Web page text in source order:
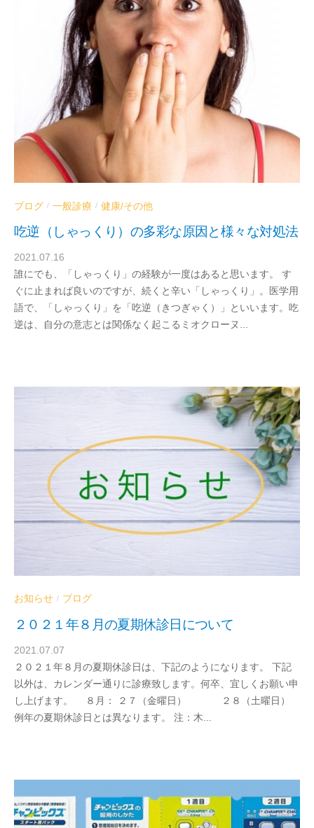
ブログ / 一般診療 / 健康/その他
吃逆（しゃっくり）の多彩な原因と様々な対処法
2021.07.16
y
d
r
a
誰にでも、「しゃっくり」の経験が一度はあると思います。 す
ぐに止まれば良いのですが、続くと辛い「しゃっくり」。医学用
語で、「しゃっくり」を「吃逆（きつぎゃく）」といいます。吃
逆は、自分の意志とは関係なく起こるミオクローヌ...
お知らせ / ブログ
２０２１年８月の夏期休診日について
2021.07.07
y
d
r
a
２０２１年８月の夏期休診日は、下記のようになります。 下記
以外は、カレンダー通りに診療致します。何卒、宜しくお願い申
し上げます。 ８月： ２７（金曜日） ２８（土曜日）
例年の夏期休診日とは異なります。 注：木...